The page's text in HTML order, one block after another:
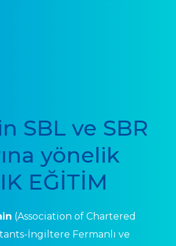
SBL ve SBR
yönelik
EĞİTİMİ
(Association of Chartered
İngiltere Fermanlı ve